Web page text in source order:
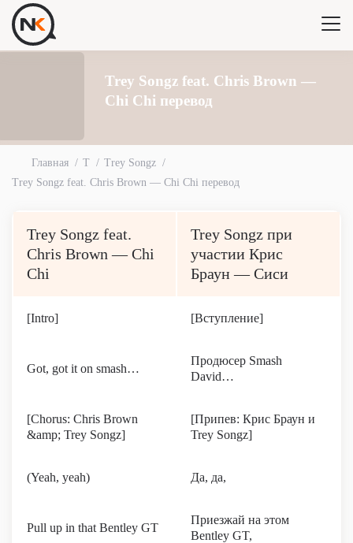
Trey Songz feat. Chris Brown —
Chi Chi перевод
Главная T
Trey Songz
Trey Songz feat. Chris Brown — Chi Chi перевод
Trey Songz feat.
Chris Brown — Chi
Chi
Trey Songz при
участии Крис
Браун — Сиси
[Intro] [Вступление]
Got, got it on smash…
Продюсер Smash
David…
[Chorus: Chris Brown
&amp; Trey Songz]
[Припев: Крис Браун и
Trey Songz]
(Yeah, yeah) Да, да,
Pull up in that Bentley GT
Приезжай на этом
Bentley GT,